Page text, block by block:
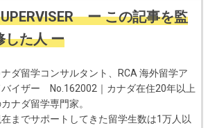
ー この記事を監
した人 ー
ナダ留学コンサルタント、RCA 海外留学ア
バイザー No.162002｜カナダ在住20年以上
ナダ留学専門家。
までサポートしてきた留学生数は1万人以